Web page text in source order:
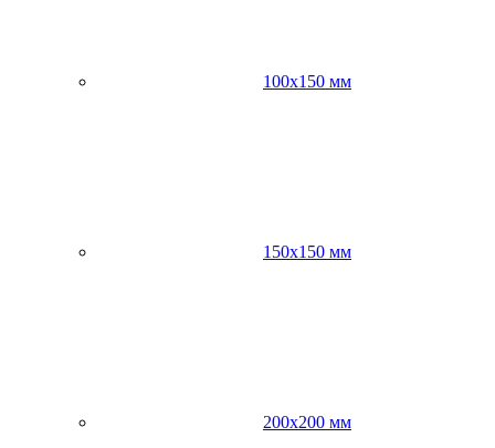
100х150 мм
150х150 мм
200х200 мм